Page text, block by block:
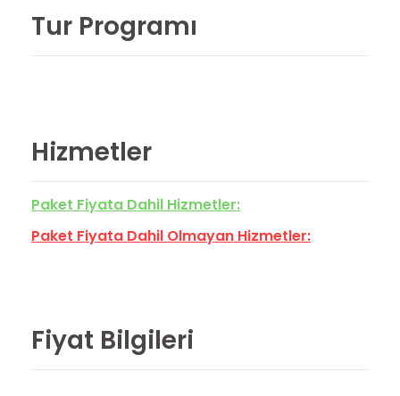
Tur Programı
Hizmetler
Paket Fiyata Dahil Hizmetler:
Paket Fiyata Dahil Olmayan Hizmetler:
Fiyat Bilgileri